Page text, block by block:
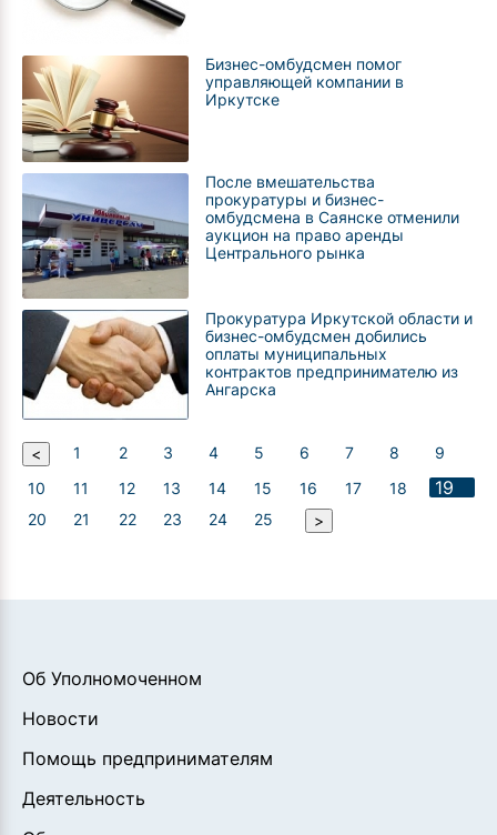
Бизнес-омбудсмен помог
управляющей компании в
Иркутске
После вмешательства
прокуратуры и бизнес-
омбудсмена в Саянске отменили
аукцион на право аренды
Центрального рынка
Прокуратура Иркутской области и
бизнес-омбудсмен добились
оплаты муниципальных
контрактов предпринимателю из
Ангарска
< 1 2 3 4 5 6 7 8
9
10
11 12 13 14 15 16 17 18 19
20 21 22 23 24 25 >
Об Уполномоченном
Новости
Помощь предпринимателям
Деятельность